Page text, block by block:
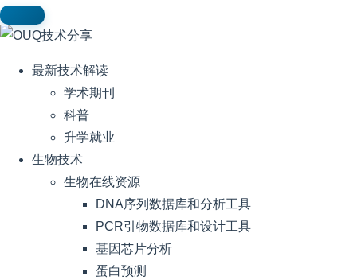
最新技术解读
学术期刊
科普
升学就业
生物技术
生物在线资源
DNA序列数据库和分析工具
PCR引物数据库和设计工具
基因芯片分析
蛋白预测